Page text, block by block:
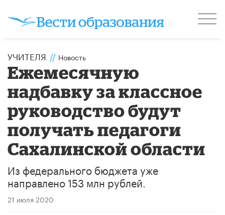
УЧИТЕЛЯ // Новость
Ежемесячную
надбавку за классное
руководство будут
получать педагоги
Сахалинской области
Из федерального бюджета уже
направлено 153 млн рублей.
21 июля 2020